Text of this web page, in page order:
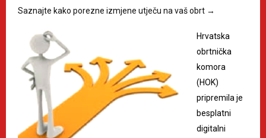
Saznajte kako porezne izmjene utječu na vaš obrt →
Hrvatska
obrtnička
komora
(HOK)
pripremila je
besplatni
digitalni